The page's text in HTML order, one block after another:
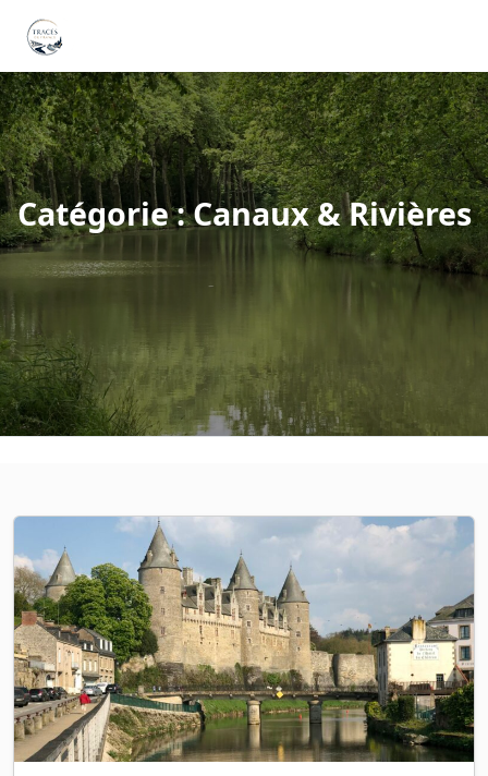
Catégorie : Canaux & Rivières